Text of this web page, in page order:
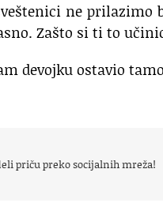
ne prilazimo
Zašto si ti to
devojku ostavio
priču preko socijalnih mreža!